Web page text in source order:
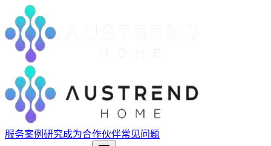
服务案例研究成为合作伙伴常见问题